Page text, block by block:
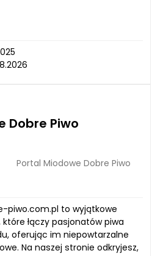
Dobre Piwo
Portal Miodowe Dobre Piwo
piwo.com.pl to wyjątkowe
łączy pasjonatów piwa
oferując im niepowtarzalne
Na naszej stronie odkryjesz,